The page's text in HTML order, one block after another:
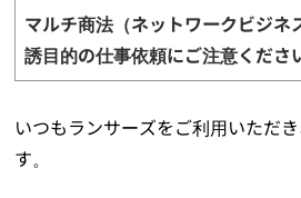
マルチ商法（ネットワークビジ
誘目的の仕事依頼にご注意くださ
いつもランサーズをご利用いただ
す。